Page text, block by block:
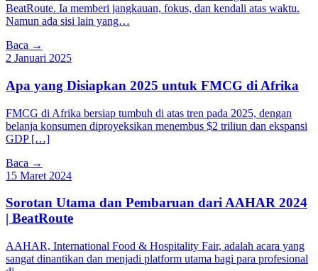
BeatRoute. Ia memberi jangkauan, fokus, dan kendali atas waktu.
Namun ada sisi lain yang…
Baca →
2 Januari 2025
Apa yang Disiapkan 2025 untuk FMCG di Afrika
FMCG di Afrika bersiap tumbuh di atas tren pada 2025, dengan
belanja konsumen diproyeksikan menembus $2 triliun dan ekspansi
GDP […]
Baca →
15 Maret 2024
Sorotan Utama dan Pembaruan dari AAHAR 2024
| BeatRoute
AAHAR, International Food & Hospitality Fair, adalah acara yang
sangat dinantikan dan menjadi platform utama bagi para profesional